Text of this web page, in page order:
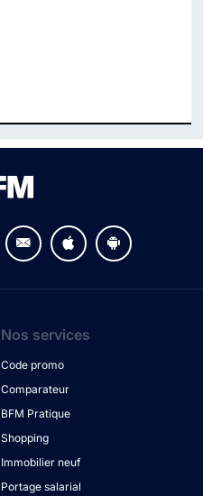
Nos services
Code promo
Comparateur
BFM Pratique
Shopping
Immobilier neuf
Portage salarial